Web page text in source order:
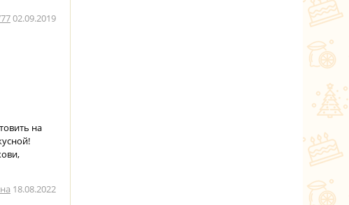
02.09.2019
на
18.08.2022